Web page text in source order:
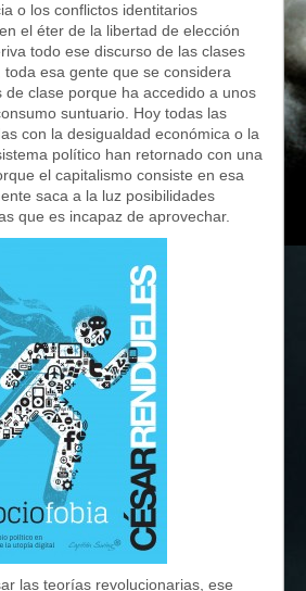
o los conflictos identitarios
el éter de la libertad de elección
todo ese discurso de las clases
toda esa gente que se considera
de clase porque ha accedido a unos
suntuario. Hoy todas las
con la desigualdad económica o la
político han retornado con una
el capitalismo consiste en esa
saca a la luz posibilidades
que es incapaz de aprovechar.
las teorías revolucionarias, ese